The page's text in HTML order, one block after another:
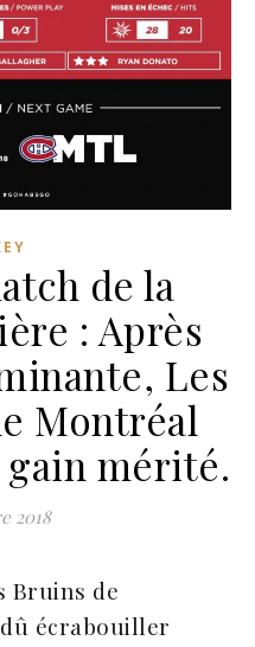
de la
: Après
Les
Montréal
mérité.
2018
Bruins de
écrabouiller